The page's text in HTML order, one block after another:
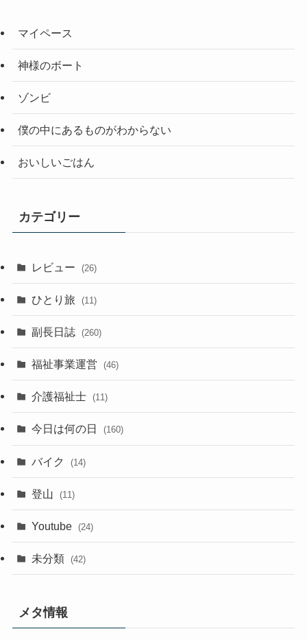
マイペース
神様のボート
ゾンビ
僕の中にあるものがわからない
おいしいごはん
カテゴリー
レビュー (26)
ひとり旅 (11)
副長日誌 (260)
福祉事業運営 (46)
介護福祉士 (11)
今日は何の日 (160)
バイク (14)
登山 (11)
Youtube (24)
未分類 (42)
メタ情報